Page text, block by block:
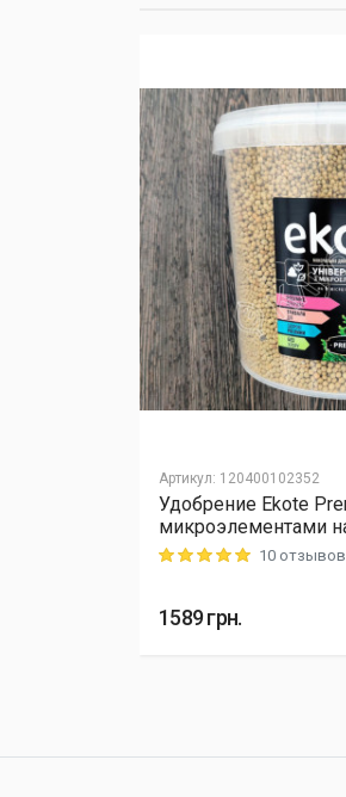
Артикул: 120400102352
Удобрение Ekote
микроэлементами
Rating: 5 out of 510 отзывов
1589грн.